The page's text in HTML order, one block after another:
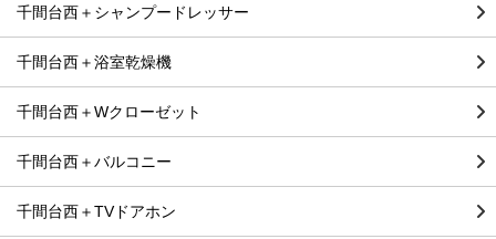
千間台西＋シャンプードレッサー
千間台西＋浴室乾燥機
千間台西＋Wクローゼット
千間台西＋バルコニー
千間台西＋TVドアホン